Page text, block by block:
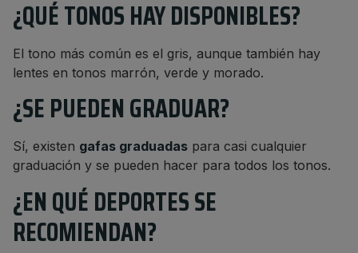
¿QUÉ TONOS HAY DISPONIBLES?
El tono más común es el gris, aunque también hay
lentes en tonos marrón, verde y morado.
¿SE PUEDEN GRADUAR?
Sí, existen gafas graduadas para casi cualquier
graduación y se pueden hacer para todos los tonos.
¿EN QUÉ DEPORTES SE
RECOMIENDAN?